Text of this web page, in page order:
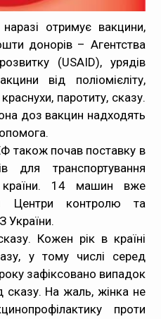
отримує вакцини,
донорів – Агентства
(USAID), урядів
від поліомієліту,
паротиту, сказу.
доз вакцин надходять
також почав поставку в
для транспортування
країни. 14 машин вже
Центри контролю та
України.
Кожен рік в країні
у тому числі серед
зафіксовано випадок
сказу. На жаль, жінка не
проти